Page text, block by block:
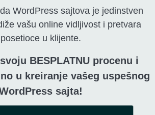
WordPress sajtova je jedinstven
vašu online vidljivost i pretvara
posetioce u klijente.
BESPLATNU procenu i
u kreiranje vašeg uspešnog
sajta!